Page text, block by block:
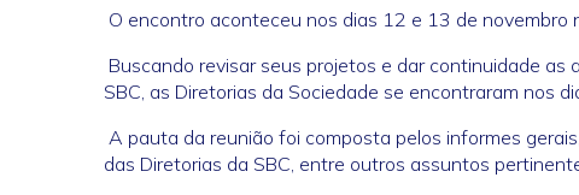
O encontro aconteceu nos dias 12 e 13 de novembro
Buscando revisar seus projetos e dar continuidade
SBC, as Diretorias da Sociedade se encontraram nos
A pauta da reunião foi composta pelos informes
das Diretorias da SBC, entre outros assuntos